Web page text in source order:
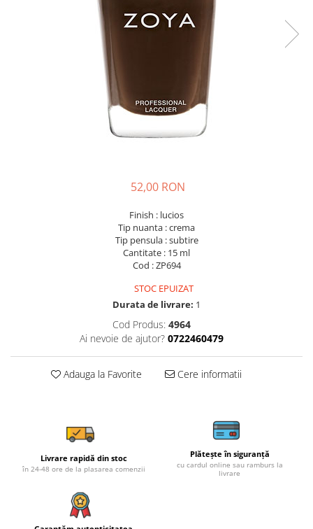
52,00 RON
Finish : lucios
Tip nuanta : crema
Tip pensula : subtire
Cantitate : 15 ml
Cod : ZP694
STOC EPUIZAT
Durata de livrare: 1
Cod Produs: 4964
Ai nevoie de ajutor? 0722460479
Adauga la Favorite Cere informatii
Livrare rapidă din stoc
în 24-48 ore de la plasarea comenzii
Plătește în siguranță
cu cardul online sau ramburs la
livrare